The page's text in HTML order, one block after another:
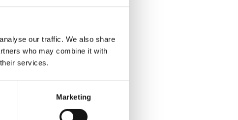
our traffic. We also share
who may combine it with
services.
Marketing